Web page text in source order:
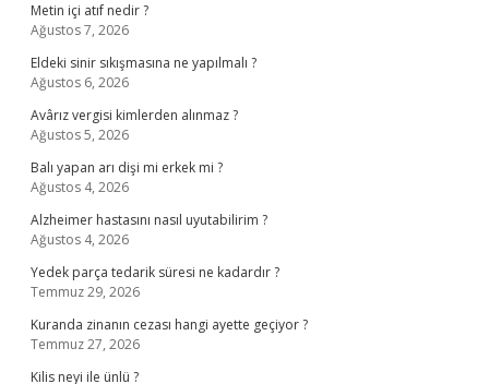
Metin içi atıf nedir ?
Ağustos 7, 2026
Eldeki sinir sıkışmasına ne yapılmalı ?
Ağustos 6, 2026
Avârız vergisi kimlerden alınmaz ?
Ağustos 5, 2026
Balı yapan arı dişi mi erkek mi ?
Ağustos 4, 2026
Alzheimer hastasını nasıl uyutabilirim ?
Ağustos 4, 2026
Yedek parça tedarik süresi ne kadardır ?
Temmuz 29, 2026
Kuranda zinanın cezası hangi ayette geçiyor ?
Temmuz 27, 2026
Kilis neyi ile ünlü ?